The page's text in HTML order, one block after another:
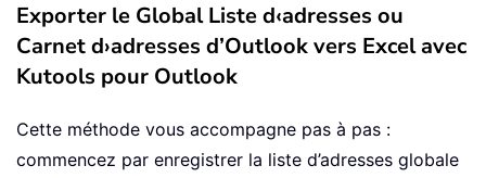
Exporter le Global Liste d‹adresses ou
Carnet d›adresses d’Outlook vers Excel avec
Kutools pour Outlook
Cette méthode vous accompagne pas à pas :
commencez par enregistrer la liste d’adresses globale